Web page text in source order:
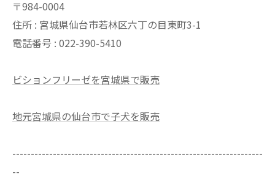
〒984-0004
住所 : 宮城県仙台市若林区六丁の目東町3-1
電話番号 : 022-390-5410
ビションフリーゼを宮城県で販売
地元宮城県の仙台市で子犬を販売
--------------------------------------------------------------------
--